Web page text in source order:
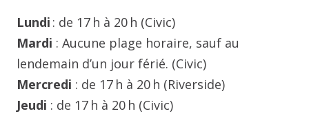
Lundi : de 17 h à 20 h (Civic)
Mardi : Aucune plage horaire, sauf au
lendemain d’un jour férié. (Civic)
Mercredi : de 17 h à 20 h (Riverside)
Jeudi : de 17 h à 20 h (Civic)